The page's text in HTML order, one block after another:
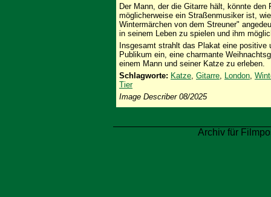
Der Mann, der die Gitarre hält, könnte
möglicherweise ein Straßenmusiker ist,
Wintermärchen von dem Streuner"
in seinem Leben zu spielen und ihm
Insgesamt strahlt das Plakat eine
Publikum ein, eine charmante
einem Mann und seiner Katze zu erleben.
Schlagworte: Katze, Gitarre, London,
Tier
Image Describer 08/2025
Archiv für